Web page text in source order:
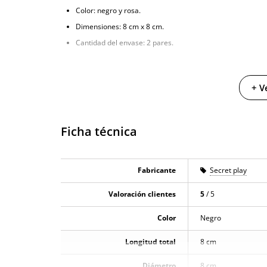
Color: negro y rosa.
Dimensiones: 8 cm x 8 cm.
Cantidad del envase: 2 pares.
+
Ficha técnica
Fabricante Secret play
Valoración clientes 5/ 5
Color Negro
Longitud total 8 cm